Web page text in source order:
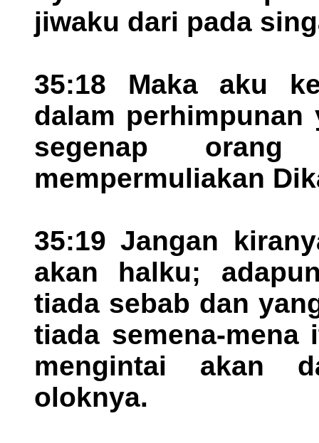
jiwaku dari pada
35:18 Maka aku
dalam perhimpunan
segenap
mempermuliakan
35:19 Jangan
akan halku;
tiada sebab dan
tiada semena-
mengintai akan
oloknya.